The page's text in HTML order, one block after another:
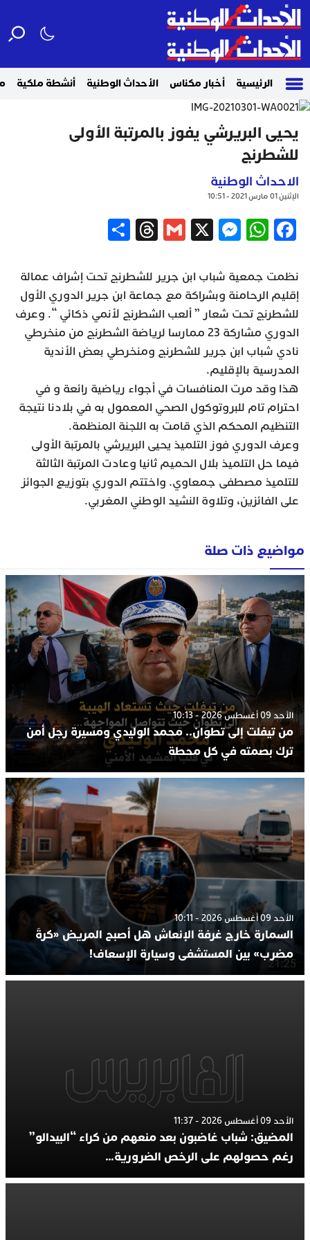
الرئيسية أخبار مكناس الأحداث الوطنية أنشطة ملكية
يحيى البريرشي يفوز بالمرتبة الأولى
للشطرنج
الاحداث الوطنية
الإثنين 01 مارس 2021 - 10:51
Facebook
WhatsApp
Messenger
X
Gmail
Threads
نظمت جمعية شباب ابن جرير للشطرنج تحت إشراف عمالة
إقليم الرحامنة وبشراكة مع جماعة ابن جرير الدوري الأول
للشطرنج تحت شعار ” ألعب الشطرنج لأنمي ذكائي “. وعرف
الدوري مشاركة 23 ممارسا لرياضة الشطرنج من منخرطي
نادي شباب ابن جرير للشطرنج ومنخرطي بعض الأندية
المدرسية بالإقليم.
هذا وقد مرت المنافسات في أجواء رياضية رائعة و في
احترام تام للبروتوكول الصحي المعمول به في بلادنا نتيجة
التنظيم المحكم الذي قامت به اللجنة المنظمة.
وعرف الدوري فوز التلميذ يحيى البريرشي بالمرتبة الأولى
فيما حل التلميذ بلال الحميم ثانيا وعادت المرتبة الثالثة
للتلميذ مصطفى جمعاوي. واختتم الدوري بتوزيع الجوائز
على الفائزين، وتلاوة النشيد الوطني المغربي.
مواضيع ذات صلة
الأحد 09 أغسطس 2026 - 10:13
من تيفلت إلى تطوان.. محمد الوليدي ومسيرة رجل أمن
ترك بصمته في كل محطة
الأحد 09 أغسطس 2026 - 10:11
السمارة خارج غرفة الإنعاش هل أصبح المريض «كرةَ
مضرب» بين المستشفى وسيارة الإسعاف!
الأحد 09 أغسطس 2026 - 11:37
المضيق: شباب غاضبون بعد منعهم من كراء “البيدالو”
رغم حصولهم على الرخص الضرورية…